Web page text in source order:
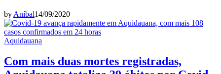
by Aníbal14/09/2020
Aquidauana
Com mais duas mortes registradas,